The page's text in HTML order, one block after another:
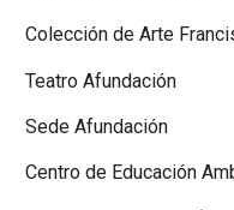
Colección de Arte
Teatro Afundación
Sede Afundación
Centro de Educación